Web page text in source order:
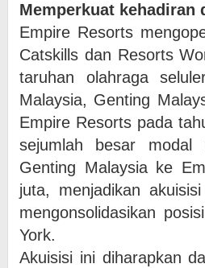
Memperkuat kehadiran
Empire Resorts
Catskills dan Resorts
taruhan olahraga
Malaysia, Genting
Empire Resorts pada
sejumlah besar modal
Genting Malaysia ke
juta, menjadikan
mengonsolidasikan
York.
Akuisisi ini diharapkan